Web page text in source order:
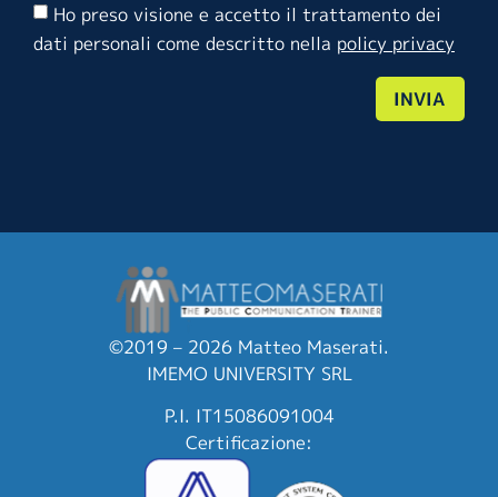
Ho preso visione e accetto il trattamento dei
dati personali come descritto nella policy privacy
INVIA
©2019 – 2026 Matteo Maserati.
IMEMO UNIVERSITY SRL
P.I. IT15086091004
Certificazione: